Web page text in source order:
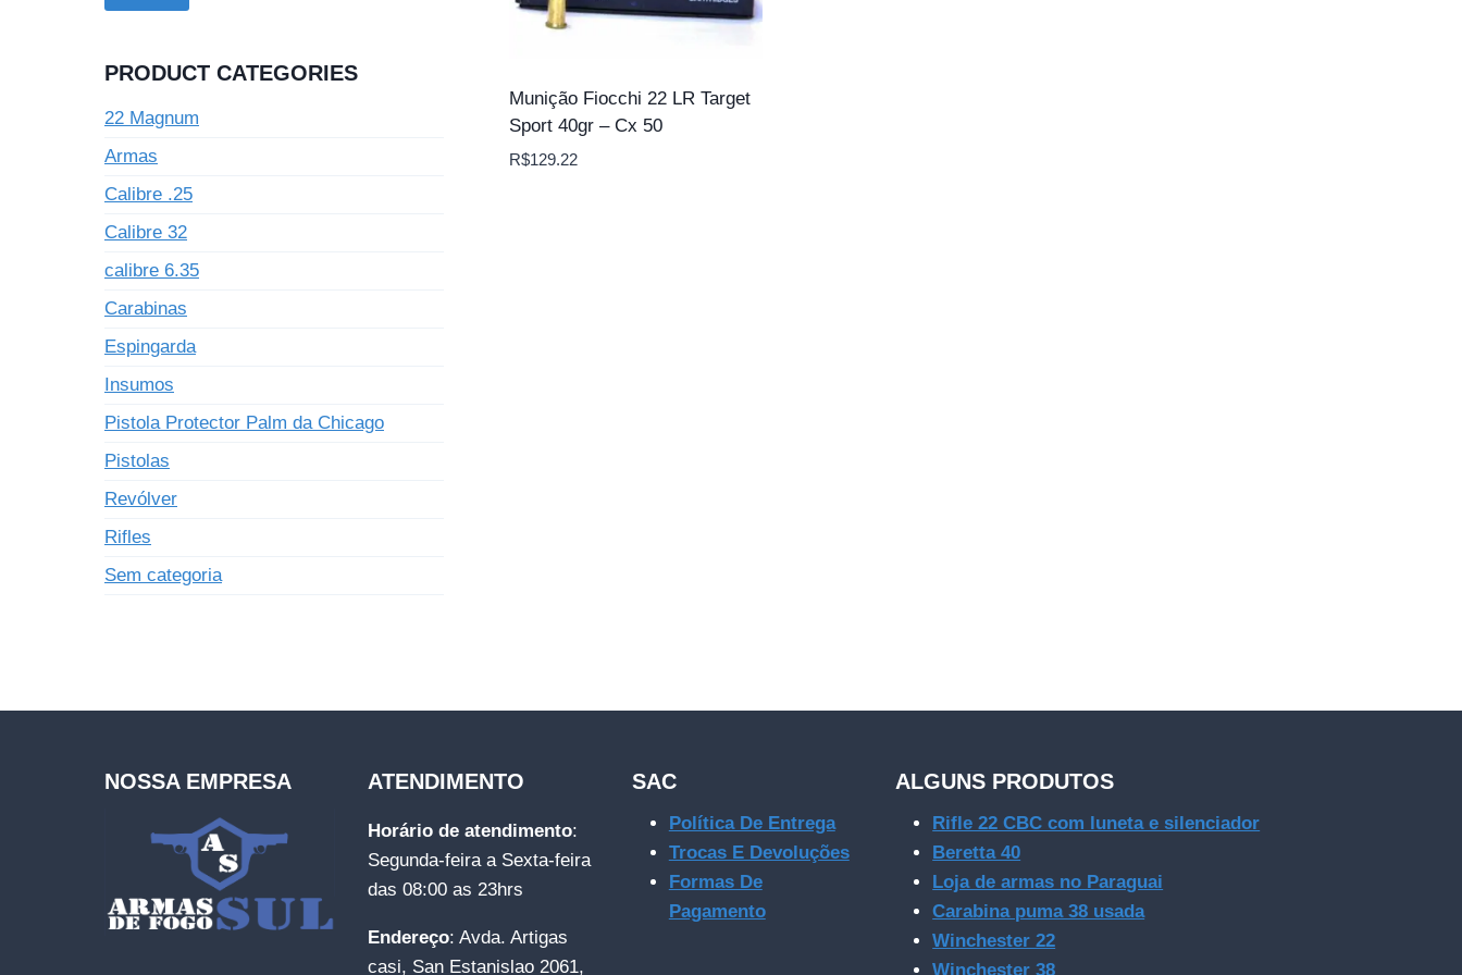
Munição Fiocchi 22 LR Target
Sport 40gr – Cx 50
R$129.22
PRODUCT CATEGORIES
22 Magnum
Armas
Calibre .25
Calibre 32
calibre 6.35
Carabinas
Espingarda
Insumos
Pistola Protector Palm da Chicago
Pistolas
Revólver
Rifles
Sem categoria
NOSSA EMPRESA ATENDIMENTO
Horário de atendimento:
Segunda-feira a Sexta-feira
das 08:00 as 23hrs
Endereço: Avda. Artigas
casi, San Estanislao 2061,
SAC
Política De Entrega
Trocas E Devoluções
Formas De
Pagamento
ALGUNS PRODUTOS
Rifle 22 CBC com luneta e silenciador
Beretta 40
Loja de armas no Paraguai
Carabina puma 38 usada
Winchester 22
Winchester 38